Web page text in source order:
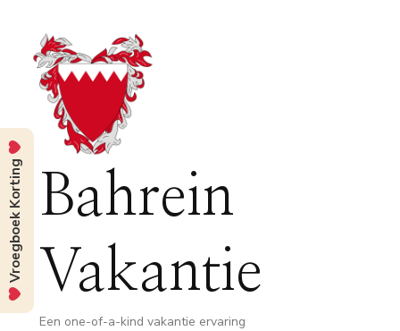
Bahrein
Vakantie
Een one-of-a-kind vakantie ervaring
Vroegboek Korting